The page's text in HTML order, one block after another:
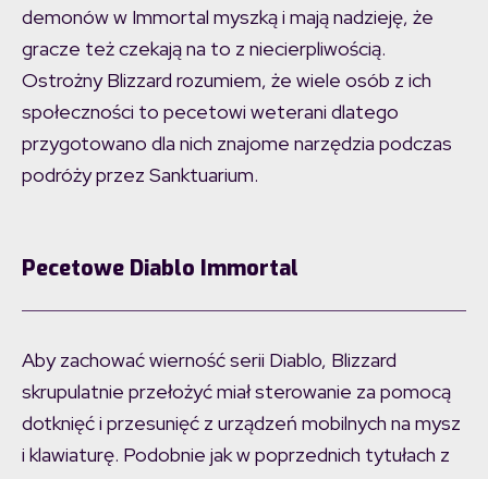
demonów w Immortal myszką i mają nadzieję, że
gracze też czekają na to z niecierpliwością.
Ostrożny Blizzard rozumiem, że wiele osób z ich
społeczności to pecetowi weterani dlatego
przygotowano dla nich znajome narzędzia podczas
podróży przez Sanktuarium.
Pecetowe Diablo Immortal
Aby zachować wierność serii Diablo, Blizzard
skrupulatnie przełożyć miał sterowanie za pomocą
dotknięć i przesunięć z urządzeń mobilnych na mysz
i klawiaturę. Podobnie jak w poprzednich tytułach z